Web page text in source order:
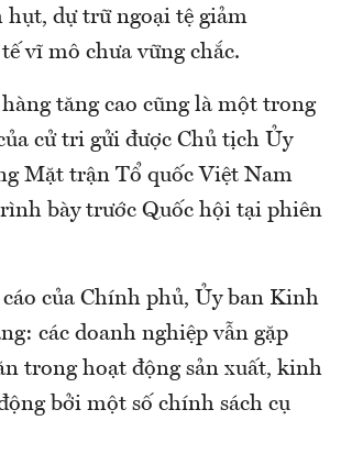
hụt, dự trữ ngoại tệ giảm
vĩ mô chưa vững chắc.
tăng cao cũng là một trong
cử tri gửi được Chủ tịch Ủy
Mặt trận Tổ quốc Việt Nam
bày trước Quốc hội tại phiên
của Chính phủ, Ủy ban Kinh
các doanh nghiệp vẫn gặp
trong hoạt động sản xuất, kinh
bởi một số chính sách cụ